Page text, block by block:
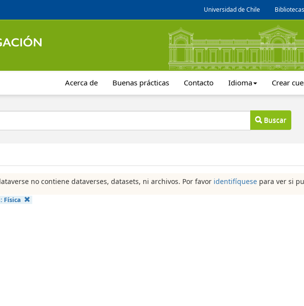
Universidad de Chile Bibliotecas
Acerca de Buenas prácticas Contacto Idioma Crear
Buscar
no contiene dataverses, datasets, ni archivos. Por favor identifíquese para ver si
Física